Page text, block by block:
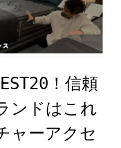
！信頼
ンドはこれ
ャーアクセ